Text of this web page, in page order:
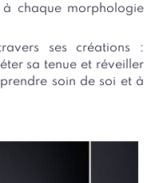
chaque morphologie
ses créations :
sa tenue et réveiller
soin de soi et à